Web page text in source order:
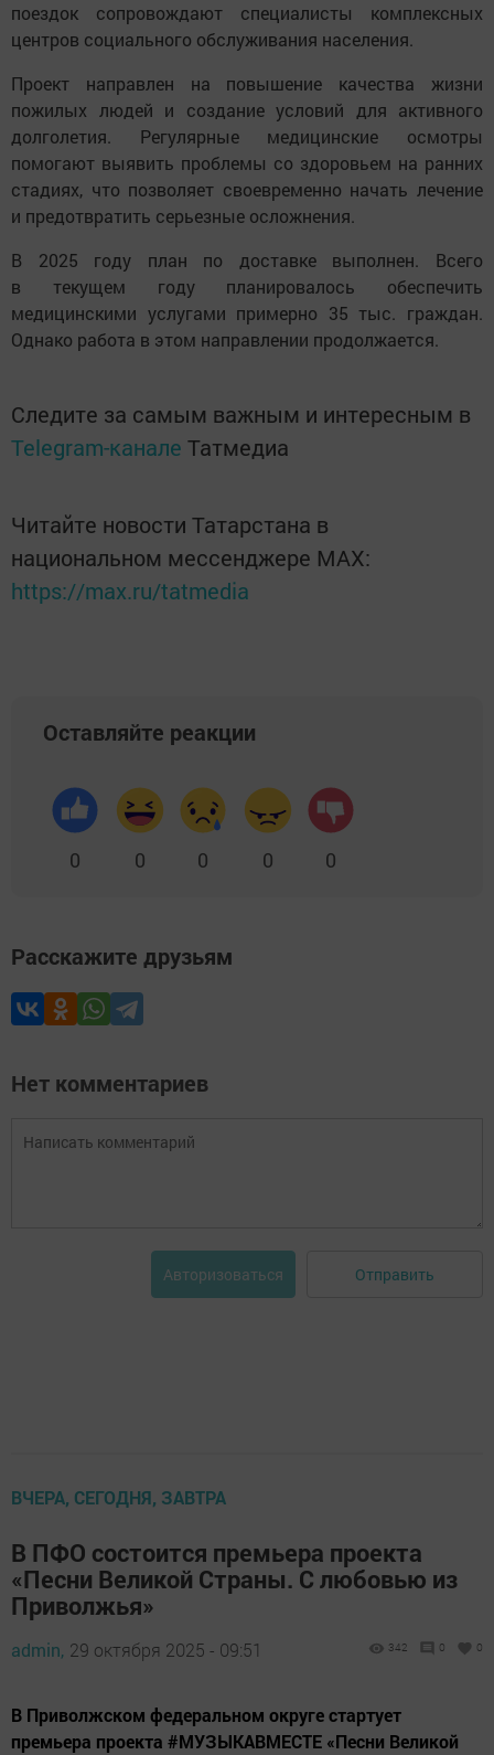
поездок сопровождают специалисты комплексных
центров социального обслуживания населения.
Проект направлен на повышение качества жизни
пожилых людей и создание условий для активного
долголетия. Регулярные медицинские осмотры
помогают выявить проблемы со здоровьем на ранних
стадиях, что позволяет своевременно начать лечение
и предотвратить серьезные осложнения.
В 2025 году план по доставке выполнен. Всего
в текущем году планировалось обеспечить
медицинскими услугами примерно 35 тыс. граждан.
Однако работа в этом направлении продолжается.
Следите за самым важным и интересным в
Telegram-канале Татмедиа
Читайте новости Татарстана в
национальном мессенджере MАХ:
https://max.ru/tatmedia
Оставляйте реакции
0 0 0 0 0
Расскажите друзьям
Нет комментариев
Авторизоваться Отправить
ВЧЕРА, СЕГОДНЯ, ЗАВТРА
В ПФО состоится премьера проекта
«Песни Великой Страны. С любовью из
Приволжья»
admin, 29 октября 2025 - 09:51 342 0 0
В Приволжском федеральном округе стартует
премьера проекта #МУЗЫКАВМЕСТЕ «Песни Великой